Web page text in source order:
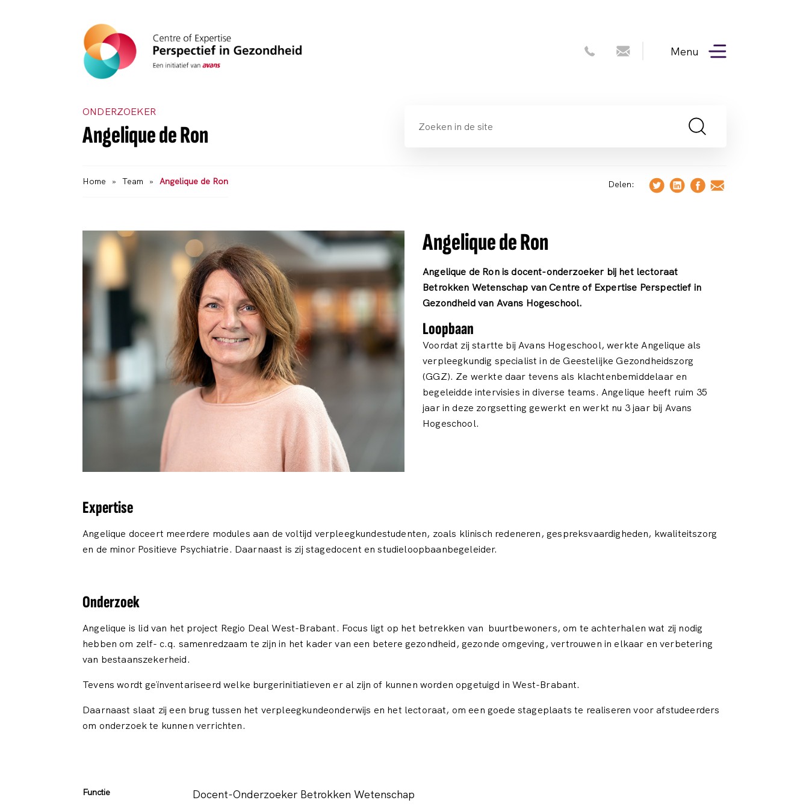
Menu
ONDERZOEKER
Angelique de Ron
Home » Team » Angelique de Ron Delen:
Angelique de Ron
Angelique de Ron is docent-onderzoeker bij het lectoraat
Betrokken Wetenschap van Centre of Expertise Perspectief in
Gezondheid van Avans Hogeschool.
Loopbaan
Voordat zij startte bij Avans Hogeschool, werkte Angelique als
verpleegkundig specialist in de Geestelijke Gezondheidszorg
(GGZ). Ze werkte daar tevens als klachtenbemiddelaar en
begeleidde intervisies in diverse teams. Angelique heeft ruim 35
jaar in deze zorgsetting gewerkt en werkt nu 3 jaar bij Avans
Hogeschool.
Expertise
Angelique doceert meerdere modules aan de voltijd verpleegkundestudenten, zoals klinisch redeneren, gespreksvaardigheden, kwaliteitszorg
en de minor Positieve Psychiatrie. Daarnaast is zij stagedocent en studieloopbaanbegeleider.
Onderzoek
Angelique is lid van het project Regio Deal West-Brabant. Focus ligt op het betrekken van buurtbewoners, om te achterhalen wat zij nodig
hebben om zelf- c.q. samenredzaam te zijn in het kader van een betere gezondheid, gezonde omgeving, vertrouwen in elkaar en verbetering
van bestaanszekerheid.
Tevens wordt geïnventariseerd welke burgerinitiatieven er al zijn of kunnen worden opgetuigd in West-Brabant.
Daarnaast slaat zij een brug tussen het verpleegkundeonderwijs en het lectoraat, om een goede stageplaats te realiseren voor afstudeerders
om onderzoek te kunnen verrichten.
Functie Docent-Onderzoeker Betrokken Wetenschap